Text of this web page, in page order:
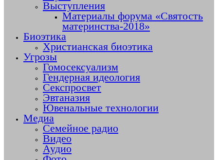
Выступления
Материалы форума «Святость
материнства-2018»
Биоэтика
Христианская биоэтика
Угрозы
Гомосексуализм
Гендерная идеология
Секспросвет
Эвтаназия
Ювенальные технологии
Медиа
Семейное радио
Видео
Аудио